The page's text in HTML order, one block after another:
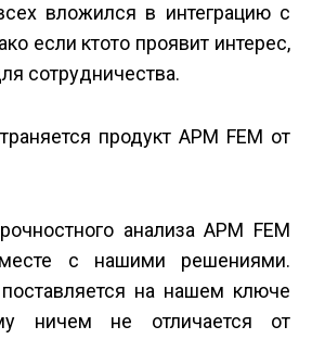
вложился в интеграцию с
если кто­то проявит интерес,
сотрудничества.
продукт APM FEM от
анализа APM FEM
с нашими решениями.
на нашем ключе
ничем не отличается от